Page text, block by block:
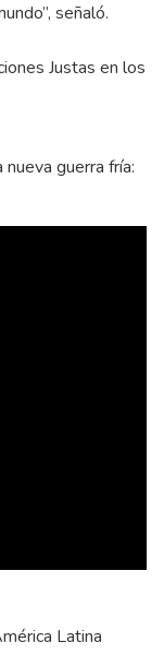
señaló.
Justas en los
guerra fría:
Latina